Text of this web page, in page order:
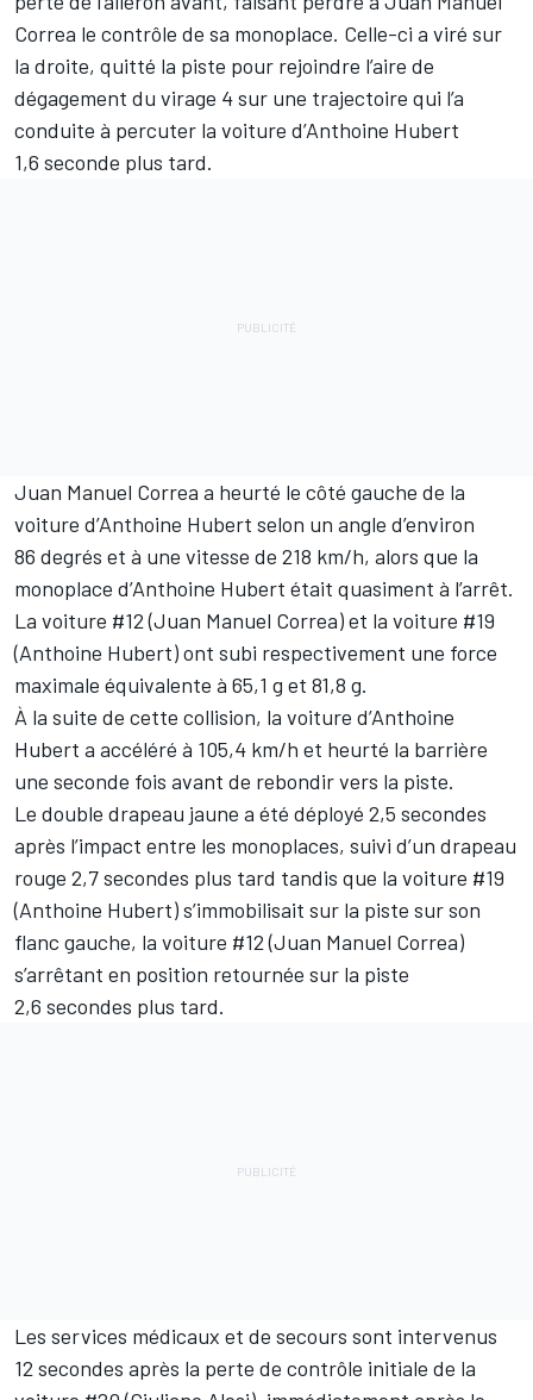
Correa le contrôle de sa monoplace. Celle-ci a viré sur
la droite, quitté la piste pour rejoindre l’aire de
dégagement du virage 4 sur une trajectoire qui l’a
conduite à percuter la voiture d’Anthoine Hubert
1,6 seconde plus tard.
Juan Manuel Correa a heurté le côté gauche de la
voiture d’Anthoine Hubert selon un angle d’environ
86 degrés et à une vitesse de 218 km/h, alors que la
monoplace d’Anthoine Hubert était quasiment à l’arrêt.
La voiture #12 (Juan Manuel Correa) et la voiture #19
(Anthoine Hubert) ont subi respectivement une force
maximale équivalente à 65,1 g et 81,8 g.
À la suite de cette collision, la voiture d’Anthoine
Hubert a accéléré à 105,4 km/h et heurté la barrière
une seconde fois avant de rebondir vers la piste.
Le double drapeau jaune a été déployé 2,5 secondes
après l’impact entre les monoplaces, suivi d’un drapeau
rouge 2,7 secondes plus tard tandis que la voiture #19
(Anthoine Hubert) s’immobilisait sur la piste sur son
flanc gauche, la voiture #12 (Juan Manuel Correa)
s’arrêtant en position retournée sur la piste
2,6 secondes plus tard.
Les services médicaux et de secours sont intervenus
12 secondes après la perte de contrôle initiale de la